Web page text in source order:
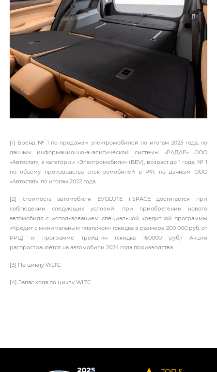
[1] Бренд № 1 по продажам электромобилей по итогам 2023 года, по
данным информационно-аналитической системы «РАДАР» ООО
«Автостат», в категории «Электромобили» (BEV), возраст до 1 года; № 1
по объему производства электромобилей в РФ, по данным ООО
«Автостат», по итогам 2022 года.
[2] стоимость автомобиля EVOLUTE i‑SPACE достигается при
соблюдении следующих условий: при приобретении нового
автомобиля с использованием специальной кредитной программы
«Кредит с минимальным платежом» (скидка в размере 200 000 руб. от
РРЦ) и программе трейд-ин (скидка 160000 руб.) Акция
распространяется на автомобили 2024 года производства.
[3] По циклу WLTC.
[4] Запас хода по циклу WLTC